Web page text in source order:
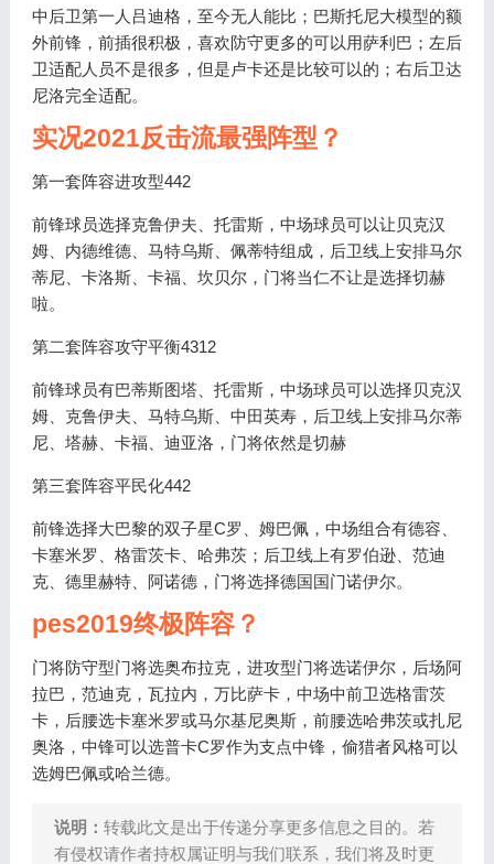
中后卫第一人吕迪格，至今无人能比；巴斯托尼大模型的额
外前锋，前插很积极，喜欢防守更多的可以用萨利巴；左后
卫适配人员不是很多，但是卢卡还是比较可以的；右后卫达
尼洛完全适配。
实况2021反击流最强阵型？
第一套阵容进攻型442
前锋球员选择克鲁伊夫、托雷斯，中场球员可以让贝克汉
姆、内德维德、马特乌斯、佩蒂特组成，后卫线上安排马尔
蒂尼、卡洛斯、卡福、坎贝尔，门将当仁不让是选择切赫
啦。
第二套阵容攻守平衡4312
前锋球员有巴蒂斯图塔、托雷斯，中场球员可以选择贝克汉
姆、克鲁伊夫、马特乌斯、中田英寿，后卫线上安排马尔蒂
尼、塔赫、卡福、迪亚洛，门将依然是切赫
第三套阵容平民化442
前锋选择大巴黎的双子星C罗、姆巴佩，中场组合有德容、
卡塞米罗、格雷茨卡、哈弗茨；后卫线上有罗伯逊、范迪
克、德里赫特、阿诺德，门将选择德国国门诺伊尔。
pes2019终极阵容？
门将防守型门将选奥布拉克，进攻型门将选诺伊尔，后场阿
拉巴，范迪克，瓦拉内，万比萨卡，中场中前卫选格雷茨
卡，后腰选卡塞米罗或马尔基尼奥斯，前腰选哈弗茨或扎尼
奥洛，中锋可以选普卡C罗作为支点中锋，偷猎者风格可以
选姆巴佩或哈兰德。
说明： 转载此文是出于传递分享更多信息之目的。若
有侵权请作者持权属证明与我们联系，我们将及时更